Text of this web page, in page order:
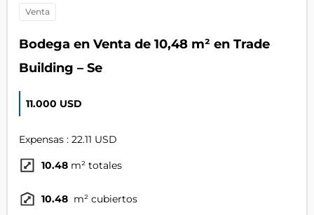
venta
Bodega en Venta de 10,48 m² en Trade
Building – Se
11.000 USD
Expensas : 22.11 USD
10.48 m² totales
10.48 m² cubiertos